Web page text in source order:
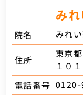
み
院名 みれ
住所
東京
１０１
電話番号